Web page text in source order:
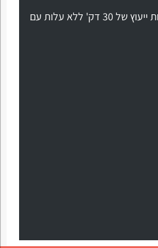
צרו קשר לתיאום שיחת ייעוץ של 30 דק' ללא עלות עם